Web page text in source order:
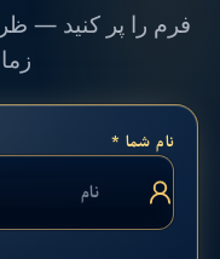
فرم را پر کنید —
نام شما *